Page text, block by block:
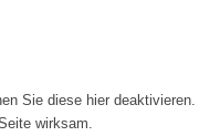
Sie diese hier deaktivieren.
wirksam.